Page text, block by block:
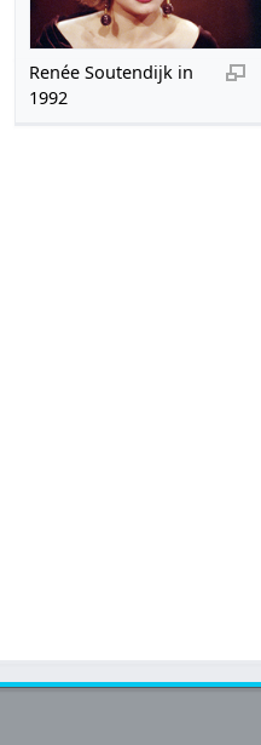
Renée Soutendijk in
1992